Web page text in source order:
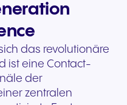
das revolutionäre
ist eine Contact-
der
zentralen